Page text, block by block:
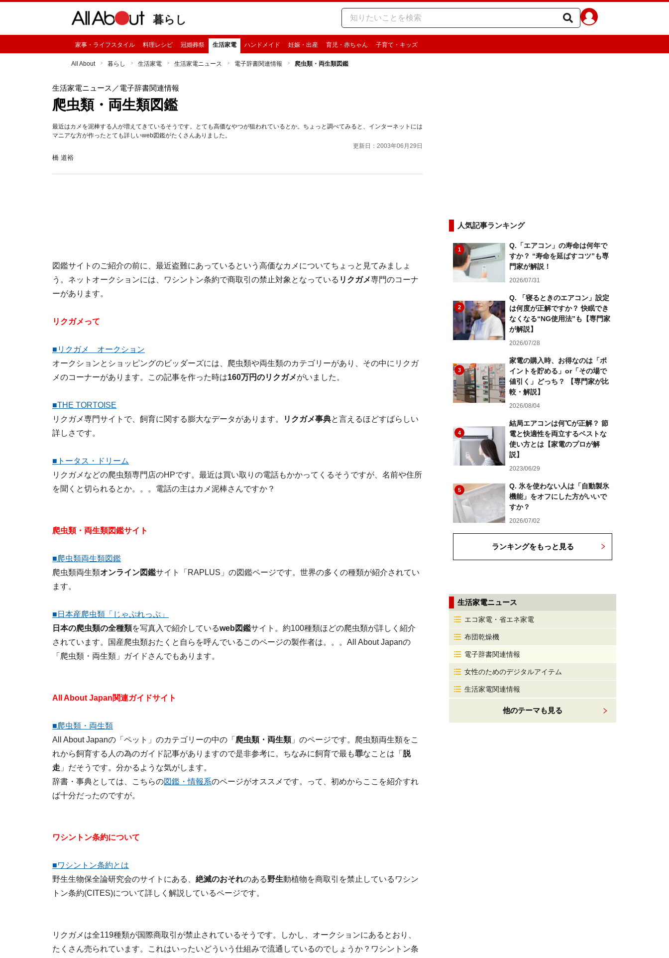
暮らし
家事・ライフスタイル 料理レシピ 冠婚葬祭 生活家電 ハンドメイド 妊娠・出産 育児・赤ちゃん 子育て・キッズ
All About 暮らし 生活家電 生活家電ニュース 電子辞書関連情報 爬虫類・両生類図鑑
生活家電ニュース ／電子辞書関連情報
爬虫類・両生類図鑑
最近はカメを泥棒する人が増えてきているそうです。とても高価なやつが狙われているとか。ちょっと調べてみると、インターネットには
マニアな方が作ったとても詳しいweb図鑑がたくさんありました。
更新日：2003年06月29日
橋 道裕
図鑑サイトのご紹介の前に、最近盗難にあっているという高価なカメについてちょっと見てみましょ
う。ネットオークションには、ワシントン条約で商取引の禁止対象となっている リクガメ専門のコーナ
ーがあります。
リクガメって
■リクガメ オークション
オークションとショッピングのビッダーズには、爬虫類や両生類のカテゴリーがあり、その中にリクガ
メのコーナーがあります。この記事を作った時は160万円のリクガメがいました。
■THE TORTOISE
リクガメ専門サイトで、飼育に関する膨大なデータがあります。
リクガメ事典と言えるほどすばらしい
詳しさです。
■トータス・ドリーム
リクガメなどの爬虫類専門店のHPです。最近は買い取りの電話もかかってくるそうですが、名前や住所
を聞くと切られるとか。。。電話の主はカメ泥棒さんですか？
爬虫類・両生類図鑑サイト
■爬虫類両生類図鑑
爬虫類両生類オンライン図鑑サイト「RAPLUS」の図鑑ページです。世界の多くの種類が紹介されてい
ます。
■日本産爬虫類「じゃぷれっぷ」
日本の爬虫類の全種類を写真入で紹介しているweb図鑑サイト。約100種類ほどの爬虫類が詳しく紹介
されています。国産爬虫類おたくと自らを呼んでいるこのページの製作者は。。。All About Japanの
「爬虫類・両生類」ガイドさんでもあります。
All About Japan関連ガイドサイト
■爬虫類・両生類
All About Japanの「ペット」のカテゴリーの中の「 爬虫類・両生類」のページです。爬虫類両生類をこ
れから飼育する人の為のガイド記事がありますので是非参考に。ちなみに飼育で最も罪なことは「 脱
走 」だそうです。分かるような気がします。
辞書・事典としては、こちらの図鑑・情報系のページがオススメです。って、初めからここを紹介すれ
ば十分だったのですが。
ワシントン条約について
■ワシントン条約とは
野生生物保全論研究会のサイトにある、 絶滅のおそれのある野生動植物を商取引を禁止しているワシン
トン条約(CITES)について詳しく解説しているページです。
リクガメは全119種類が国際商取引が禁止されているそうです。しかし、オークションにあるとおり、
たくさん売られています。これはいったいどういう仕組みで流通しているのでしょうか？ワシントン条
人気記事ランキング
1
Q.「エアコン」の寿命は何年で
すか？ “寿命を延ばすコツ”も専
門家が解説！
2026/07/31
2
Q. 「寝るときのエアコン」設定
は何度が正解ですか？ 快眠でき
なくなる“NG使用法”も【専門家
が解説】
2026/07/28
3
家電の購入時、お得なのは「ポ
イントを貯める」or「その場で
値引く」どっち？ 【専門家が比
較・解説】
2026/08/04
4
結局エアコンは何℃が正解？ 節
電と快適性を両立するベストな
使い方とは【家電のプロが解
説】
2023/06/29
5
Q. 氷を使わない人は「自動製氷
機能」をオフにした方がいいで
すか？
2026/07/02
ランキングをもっと見る
生活家電ニュース
エコ家電・省エネ家電
布団乾燥機
電子辞書関連情報
女性のためのデジタルアイテム
生活家電関連情報
他のテーマも見る